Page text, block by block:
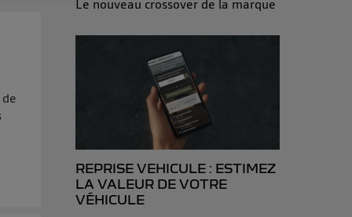
Le nouveau crossover de la marque
REPRISE VEHICULE : ESTIMEZ
LA VALEUR DE VOTRE
VÉHICULE
même